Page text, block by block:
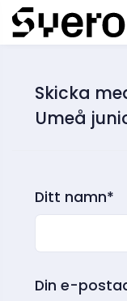
Skicka
Umeå
Ditt namn*
Din e-